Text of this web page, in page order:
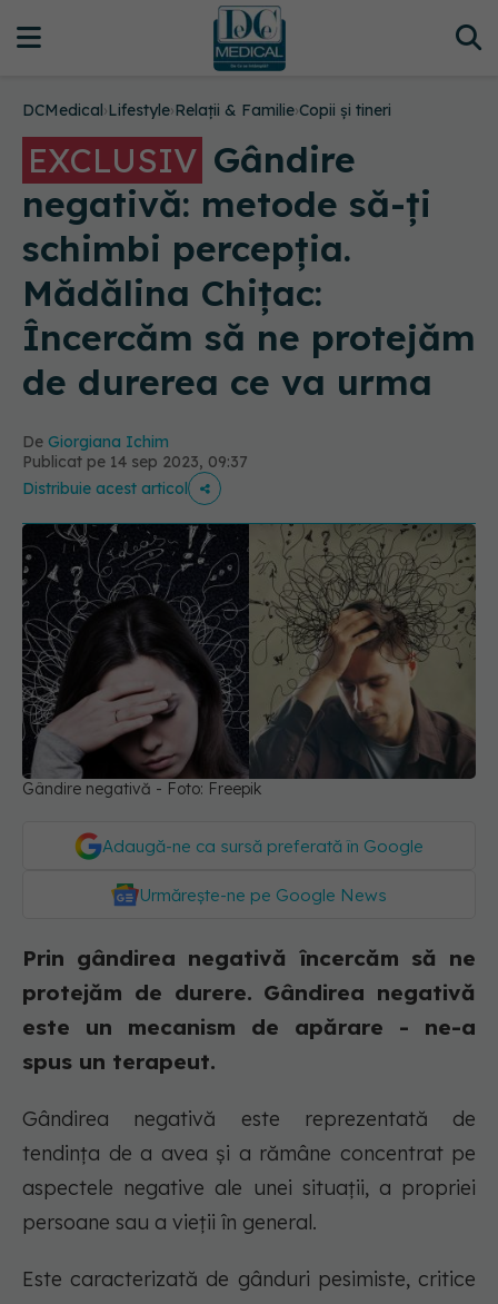
DCMedical›Lifestyle›Relații & Familie›Copii și tineri
EXCLUSIV Gândire
negativă: metode să-ți
schimbi percepția.
Mădălina Chițac:
Încercăm să ne protejăm
de durerea ce va urma
De Giorgiana Ichim
Publicat pe 14 sep 2023, 09:37
Distribuie acest articol
Gândire negativă - Foto: Freepik
Adaugă-ne ca sursă preferată în Google
Urmărește-ne pe Google News
Prin gândirea negativă încercăm să ne
protejăm de durere. Gândirea negativă
este un mecanism de apărare - ne-a
spus un terapeut.
Gândirea negativă este reprezentată de
tendința de a avea și a rămâne concentrat pe
aspectele negative ale unei situații, a propriei
persoane sau a vieții în general.
Este caracterizată de gânduri pesimiste, critice